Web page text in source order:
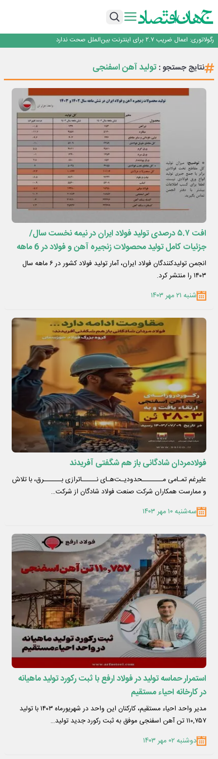
یک اشتباه کلاد، تمام اطلاعات کاربر را به باد داد
رگولاتوری: اعمال ضریب ۲.۷ برای اینترنت بین‌الملل صحت ندارد
با تقاضای برق ناپایدار هوش مصنوعی خودزنی می‌کند
یک اشتباه کلاد، تمام اطلاعات کاربر را به باد داد
نتایج جستجو : تولید آهن اسفنجی
افت ۵.۷ درصدی تولید فولاد ایران در نیمه نخست سال/
جزئیات کامل تولید محصولات زنجیره آهن و فولاد در 6 ماهه
امسال
انجمن تولیدکنندگان فولاد ایران، آمار تولید فولاد کشور در ۶ ماهه سال
۱۴۰۳ را منتشر کرد.
شنبه ۲۱ مهر ۱۴۰۳
فولادمردان شادگانی باز هم شگفتی آفریدند
علیرغم تمـامی مـــــــحدودیـت‌هـای نـــــاترازی بــــــرق، با تلاش
و ممارست همکاران شرکت صنعت فولاد شادگان از شرکت…
سه‌شنبه ۱۰ مهر ۱۴۰۳
استمرار حماسه تولید در فولاد ارفع با ثبت رکورد تولید ماهیانه
در کارخانه احیاء مستقیم
مدیر واحد احیاء مستقیم، کارکنان این واحد در شهریورماه ۱۴۰۳ با تولید
۱۱۰,۷۵۷ تن آهن اسفنجی موفق به ثبت رکورد جدید تولید…
دوشنبه ۰۲ مهر ۱۴۰۳